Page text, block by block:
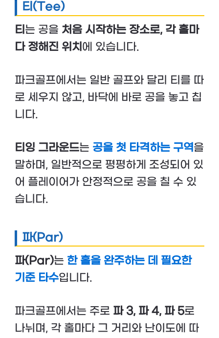
티(Tee)
티 는 공을 처음 시작하는 장소로, 각 홀마
다 정해진 위치 에 있습니다.
파크골프에서는 일반 골프와 달리 티를 따
로 세우지 않고, 바닥에 바로 공을 놓고 칩
니다.
티잉 그라운드는 공을 첫 타격하는 구역을
말하며, 일반적으로 평평하게 조성되어 있
어 플레이어가 안정적으로 공을 칠 수 있
습니다.
파(Par)
파(Par)는 한 홀을 완주하는 데 필요한
기준 타수입니다.
파크골프에서는 주로 파 3, 파 4, 파 5로
나뉘며, 각 홀마다 그 거리와 난이도에 따